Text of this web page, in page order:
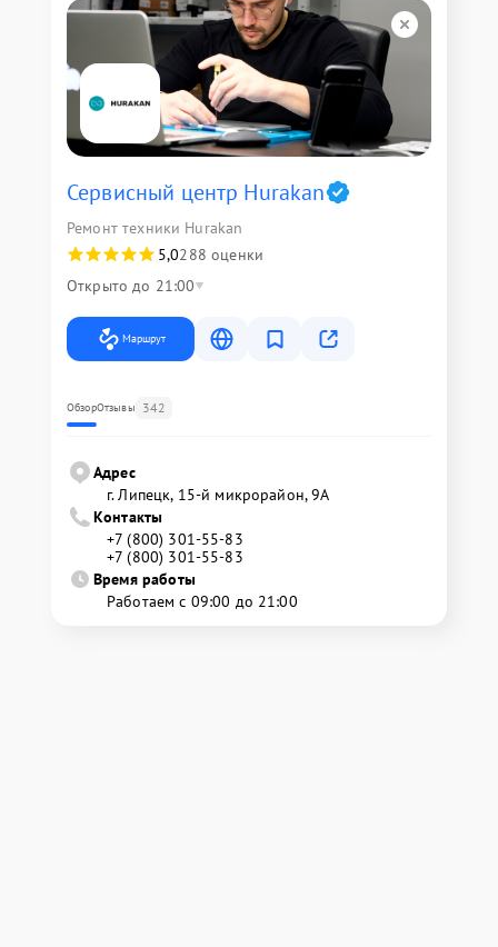
Сервисный центр Hurakan
Ремонт техники Hurakan
5,0288 оценки
Открыто до 21:00
Маршрут
ОбзорОтзывы 342
Адрес
г. Липецк, 15-й микрорайон, 9А
Контакты
+7 (800) 301-55-83
+7 (800) 301-55-83
Время работы
Работаем с 09:00 до 21:00